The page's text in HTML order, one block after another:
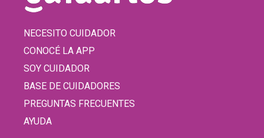
NECESITO CUIDADOR
CONOCÉ LA APP
SOY CUIDADOR
BASE DE CUIDADORES
PREGUNTAS FRECUENTES
AYUDA